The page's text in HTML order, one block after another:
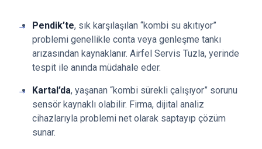
Pendik’te, sık karşılaşılan “kombi su akıtıyor”
problemi genellikle conta veya genleşme tankı
arızasından kaynaklanır. Airfel Servis Tuzla, yerinde
tespit ile anında müdahale eder.
Kartal’da, yaşanan “kombi sürekli çalışıyor” sorunu
sensör kaynaklı olabilir. Firma, dijital analiz
cihazlarıyla problemi net olarak saptayıp çözüm
sunar.